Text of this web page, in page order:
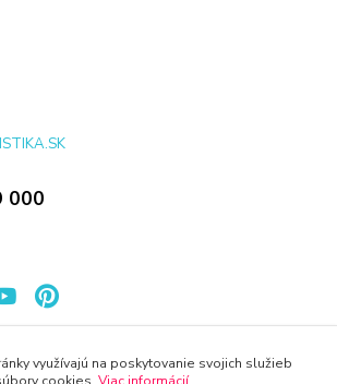
000
využívajú na poskytovanie svojich služieb